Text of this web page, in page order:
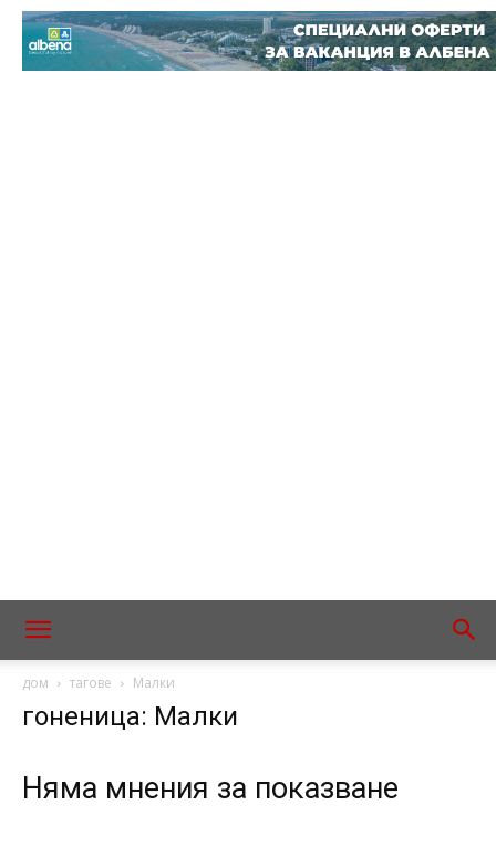
дом тагове Малки
гоненица: Малки
Няма мнения за показване